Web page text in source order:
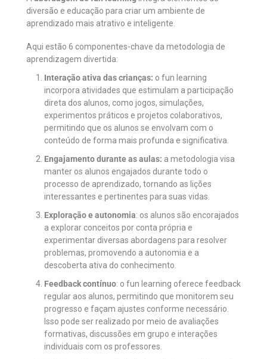
diversão e educação para criar um ambiente de
aprendizado mais atrativo e inteligente.
Aqui estão 6 componentes-chave da metodologia de
aprendizagem divertida:
Interação ativa das crianças: o fun learning
incorpora atividades que estimulam a participação
direta dos alunos, como jogos, simulações,
experimentos práticos e projetos colaborativos,
permitindo que os alunos se envolvam com o
conteúdo de forma mais profunda e significativa.
Engajamento durante as aulas: a metodologia visa
manter os alunos engajados durante todo o
processo de aprendizado, tornando as lições
interessantes e pertinentes para suas vidas.
Exploração e autonomia: os alunos são encorajados
a explorar conceitos por conta própria e
experimentar diversas abordagens para resolver
problemas, promovendo a autonomia e a
descoberta ativa do conhecimento.
Feedback contínuo: o fun learning oferece feedback
regular aos alunos, permitindo que monitorem seu
progresso e façam ajustes conforme necessário.
Isso pode ser realizado por meio de avaliações
formativas, discussões em grupo e interações
individuais com os professores.